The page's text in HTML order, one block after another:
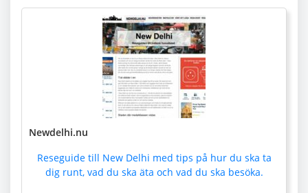
Newdelhi.nu
Reseguide till New Delhi med tips på hur du ska ta
dig runt, vad du ska äta och vad du ska besöka.